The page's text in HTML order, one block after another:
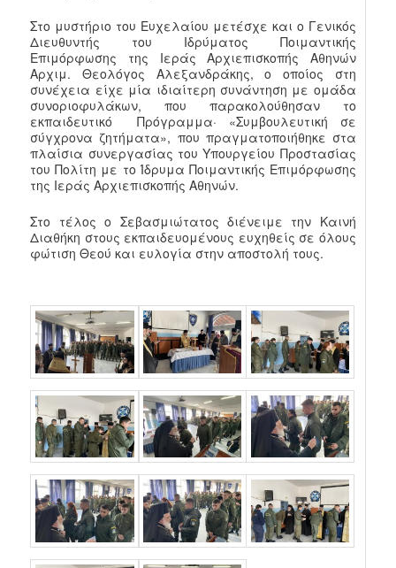
Στο μυστήριο του Ευχελαίου μετέσχε και ο Γενικός
Διευθυντής του Ιδρύματος Ποιμαντικής
Επιμόρφωσης της Ιεράς Αρχιεπισκοπής Αθηνών
Αρχιμ. Θεολόγος Αλεξανδράκης, ο οποίος στη
συνέχεια είχε μία ιδιαίτερη συνάντηση με ομάδα
συνοριοφυλάκων, που παρακολούθησαν το
εκπαιδευτικό Πρόγραμμα· «Συμβουλευτική σε
σύγχρονα ζητήματα», που πραγματοποιήθηκε στα
πλαίσια συνεργασίας του Υπουργείου Προστασίας
του Πολίτη με το Ίδρυμα Ποιμαντικής Επιμόρφωσης
της Ιεράς Αρχιεπισκοπής Αθηνών.
Στο τέλος ο Σεβασμιώτατος διένειμε την Καινή
Διαθήκη στους εκπαιδευομένους ευχηθείς σε όλους
φώτιση Θεού και ευλογία στην αποστολή τους.